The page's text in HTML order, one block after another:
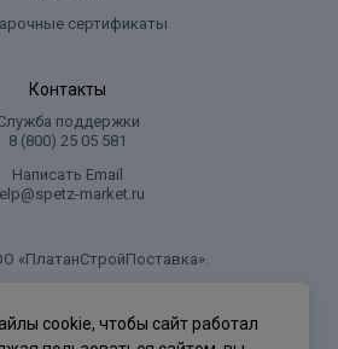
сертификаты
Контакты
поддержки
8 (800) 25 05 581
Написать Email
market.ru
«ПлатанСтройПоставка».
cookie, чтобы сайт работал